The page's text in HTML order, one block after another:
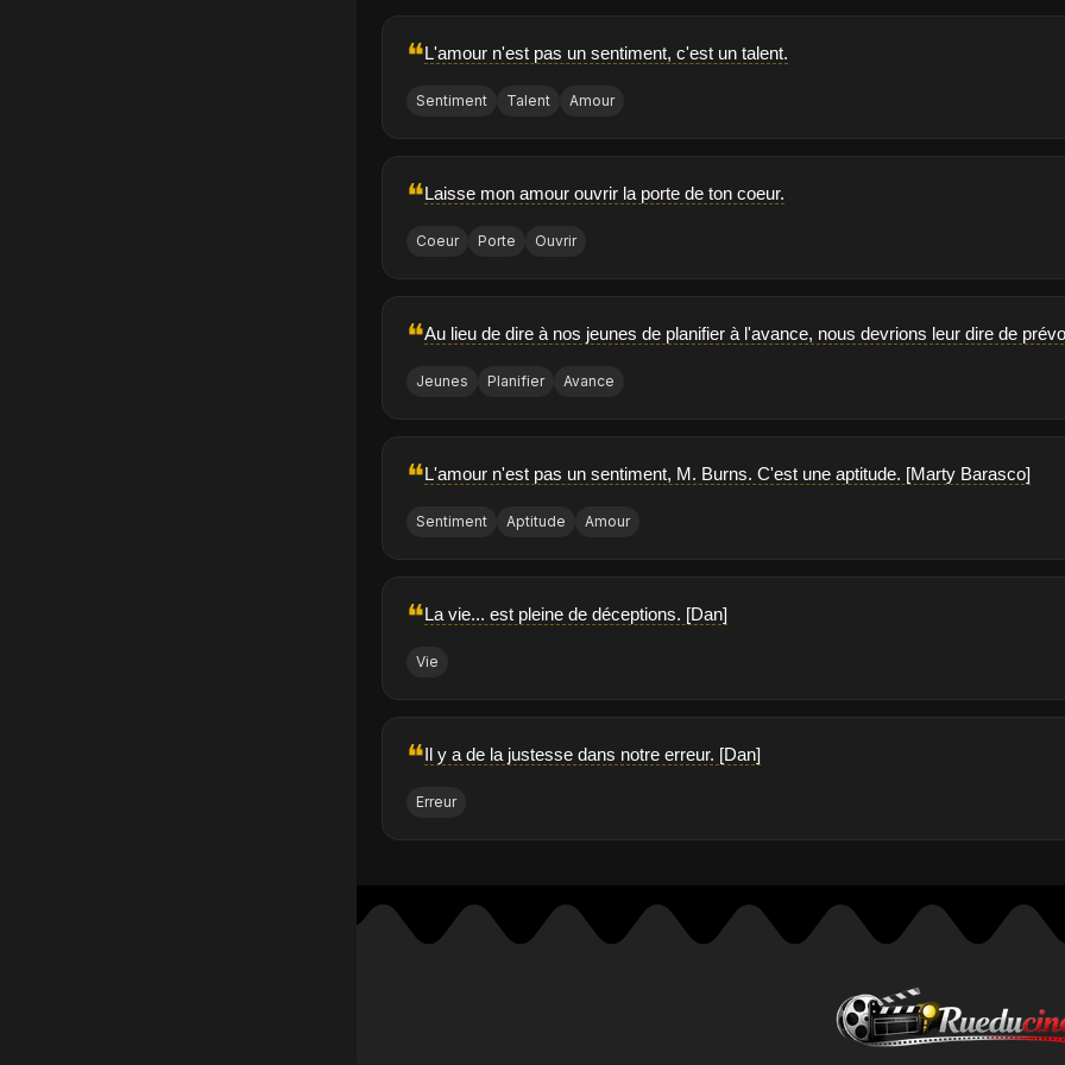
❝L'amour n'est pas un sentiment, c'est un talent.
Sentiment Talent Amour
❝Laisse mon amour ouvrir la porte de ton coeur.
Coeur Porte Ouvrir
❝Au lieu de dire à nos jeunes de planifier à l'avance, nous devrions leur dire de
Jeunes Planifier Avance
❝L'amour n'est pas un sentiment, M. Burns. C'est une aptitude. [Marty Barasco]
Sentiment Aptitude Amour
❝La vie... est pleine de déceptions. [Dan]
Vie
❝Il y a de la justesse dans notre erreur. [Dan]
Erreur